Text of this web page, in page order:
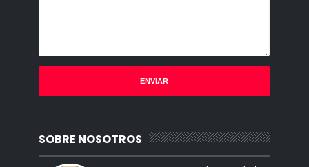
SOBRE NOSOTROS